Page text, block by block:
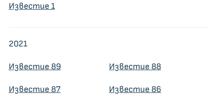
Известие 1
2021
Известие 89 Известие 88
Известие 87 Известие 86